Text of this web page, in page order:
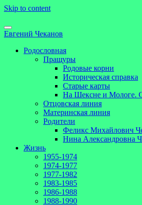
Skip to content
Евгений Чеканов
Родословная
Пращуры
Родовые корни
Историческая справка
Старые карты
На Шексне и Мологе.
Отцовская линия
Материнская линия
Родители
Феликс Михайлович
Нина Александровна
Жизнь
1955-1974
1974-1977
1977-1982
1983-1985
1986-1988
1988-1990